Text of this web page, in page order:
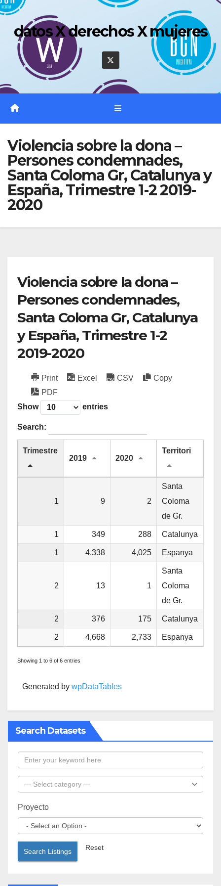
Saltar
contenido
datos X derechos X mujeres
Violencia sobre la dona –
Persones condemnades,
Santa Coloma Gr, Catalunya y
España, Trimestre 1-2 2019-
2020
Violencia sobre la dona –
Persones condemnades,
Santa Coloma Gr, Catalunya
y España, Trimestre 1-2
2019-2020
Print Excel CSV
Copy
PDF
Show
entries
Search:
Trimestre
2019
2020
Territori
1 9 2
Santa
Coloma
de Gr.
1 349 288 Catalunya
1 4,338 4,025 Espanya
2 13 1
Santa
Coloma
de Gr.
2 376 175 Catalunya
2 4,668 2,733 Espanya
Showing 1 to 6 of 6 entries
Generated by wpDataTables
Search Datasets
Proyecto
Search Listings Reset